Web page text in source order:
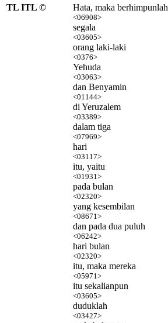
TL ITL ©
Hata, maka berhimpunlah
<06908>
segala
<03605>
orang laki-laki
<0376>
Yehuda
<03063>
dan Benyamin
<01144>
di Yeruzalem
<03389>
dalam tiga
<07969>
hari
<03117>
itu, yaitu
<01931>
pada bulan
<02320>
yang kesembilan
<08671>
dan pada dua puluh
<06242>
hari bulan
<02320>
itu, maka mereka
<05971>
itu sekalianpun
<03605>
duduklah
<03427>